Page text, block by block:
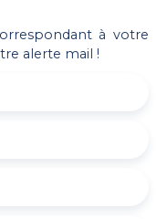
à votre
alerte mail !